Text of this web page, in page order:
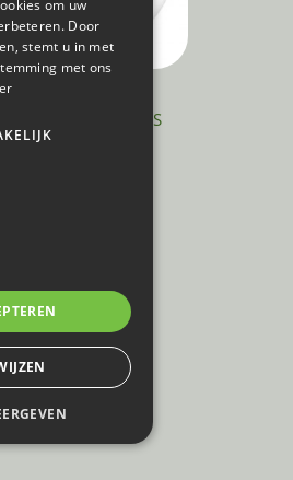
COCKTAILS BY TAILS
FRENCH
om uw
Door
stemt u in met
met ons